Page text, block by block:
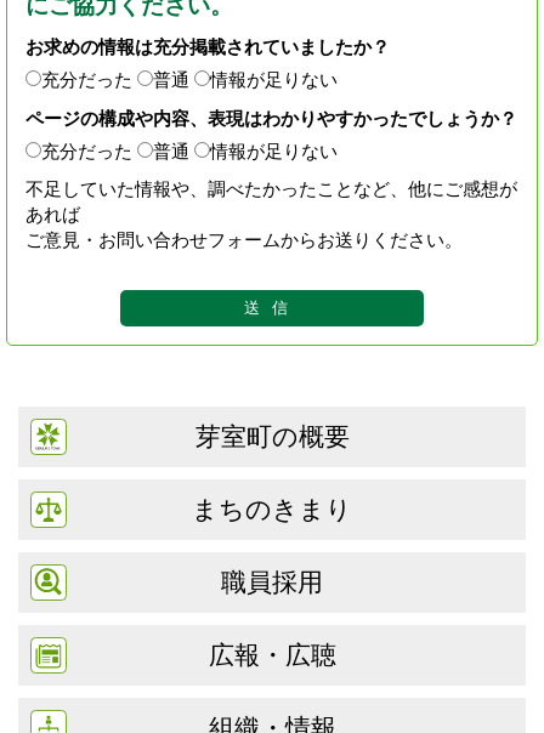
にご協力ください。
お求めの情報は充分掲載されていましたか？
充分だった
普通
情報が足りない
ページの構成や内容、表現はわかりやすかったでしょうか？
充分だった
普通
情報が足りない
不足していた情報や、調べたかったことなど、他にご感想が
あれば
ご意見・お問い合わせフォームからお送りください。
芽室町の概要
まちのきまり
職員採用
広報・広聴